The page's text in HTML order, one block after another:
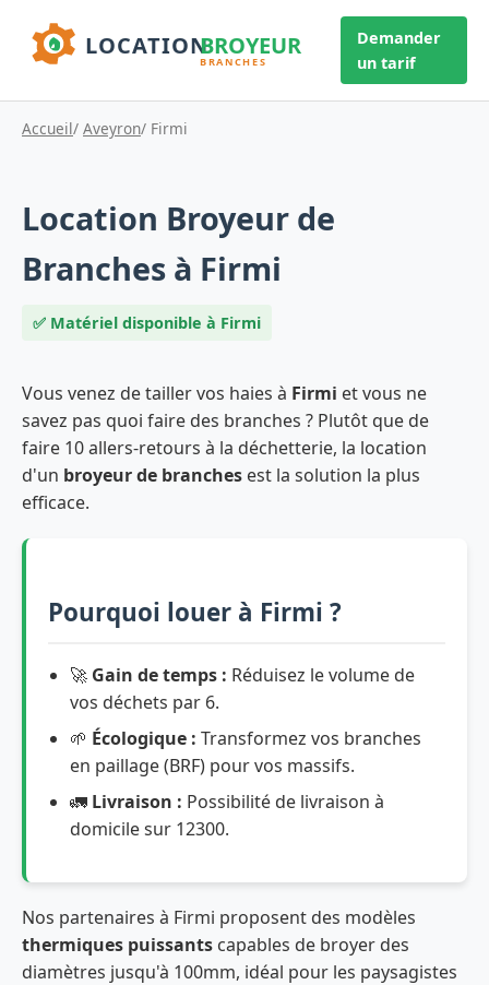
Demander
un tarif
Accueil/ Aveyron/ Firmi
Location Broyeur de
Branches à Firmi
✅ Matériel disponible à Firmi
Vous venez de tailler vos haies à Firmi et vous ne
savez pas quoi faire des branches ? Plutôt que de
faire 10 allers-retours à la déchetterie, la location
d'un broyeur de branches est la solution la plus
efficace.
Pourquoi louer à Firmi ?
🚀 Gain de temps : Réduisez le volume de
vos déchets par 6.
🌱 Écologique : Transformez vos branches
en paillage (BRF) pour vos massifs.
🚛 Livraison : Possibilité de livraison à
domicile sur 12300.
Nos partenaires à Firmi proposent des modèles
thermiques puissants capables de broyer des
diamètres jusqu'à 100mm, idéal pour les paysagistes